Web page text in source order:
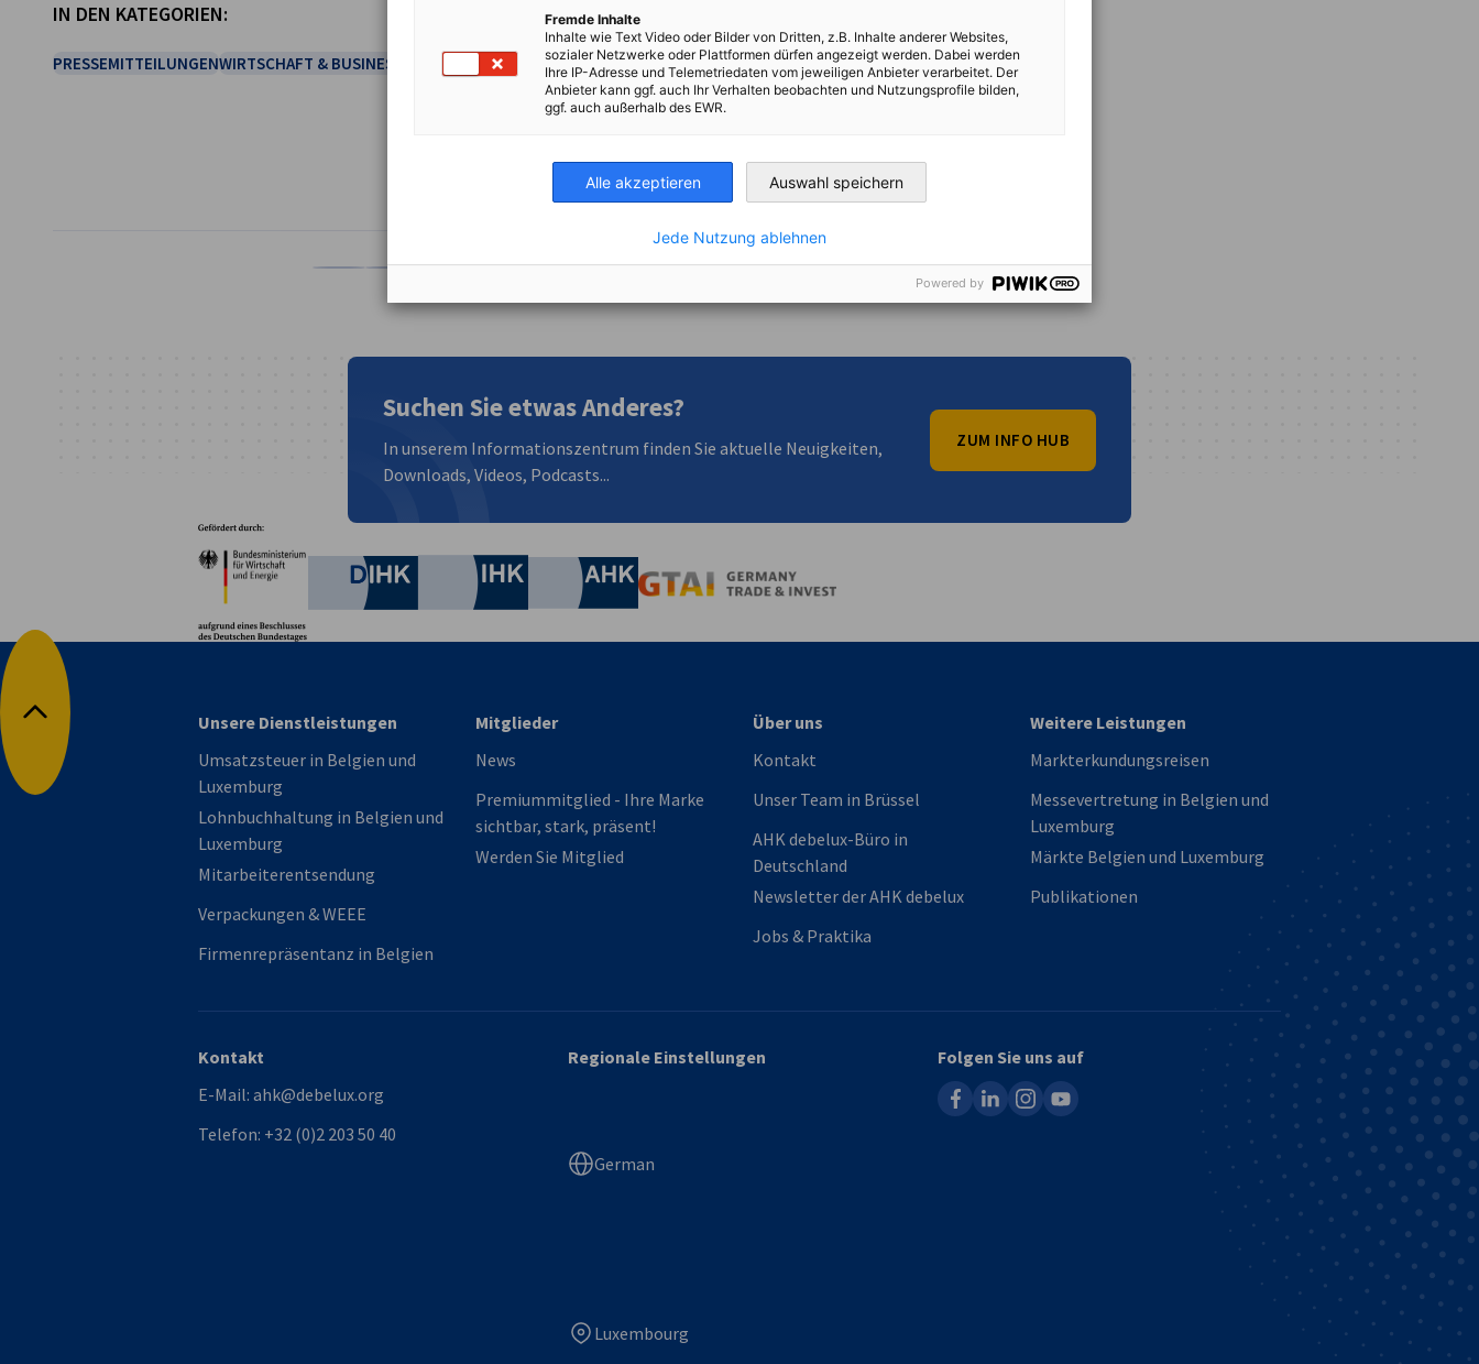
IN DEN KATEGORIEN:
PRESSEMITTEILUNGENWIRTSCHAFT & BUSINESS
Suchen Sie etwas Anderes?
In unserem Informationszentrum finden Sie aktuelle Neuigkeiten,
Downloads, Videos, Podcasts...
ZUM INFO HUB
Deutsche Industrie- und Handelskammer
Industrie- und Handelskammer
AHK.de
Nach oben
Unsere Dienstleistungen
Umsatzsteuer in Belgien und
Luxemburg
Lohnbuchhaltung in Belgien und
Luxemburg
Mitarbeiterentsendung
Verpackungen & WEEE
Firmenrepräsentanz in Belgien
Mitglieder
News
Premiummitglied - Ihre Marke
sichtbar, stark, präsent!
Werden Sie Mitglied
Über uns
Kontakt
Unser Team in Brüssel
AHK debelux-Büro in
Deutschland
Newsletter der AHK debelux
Jobs & Praktika
Weitere Leistungen
Markterkundungsreisen
Messevertretung in Belgien und
Luxemburg
Märkte Belgien und Luxemburg
Publikationen
Kontakt
E-Mail: ahk@debelux.org
Telefon: +32 (0)2 203 50 40
Regionale Einstellungen
German
Luxembourg
Folgen Sie uns auf
facebooklinkedininstagram
youtube
Fremde Inhalte
Inhalte wie Text Video oder Bilder von Dritten, z.B. Inhalte anderer Websites,
sozialer Netzwerke oder Plattformen dürfen angezeigt werden. Dabei werden
Ihre IP-Adresse und Telemetriedaten vom jeweiligen Anbieter verarbeitet. Der
Anbieter kann ggf. auch Ihr Verhalten beobachten und Nutzungsprofile bilden,
ggf. auch außerhalb des EWR.
Alle akzeptieren Auswahl speichern
Jede Nutzung ablehnen
Powered by